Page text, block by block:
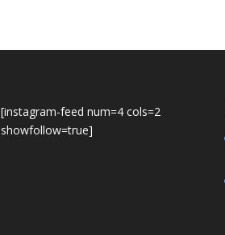
[instagram-feed num=4 cols=2
showfollow=true]